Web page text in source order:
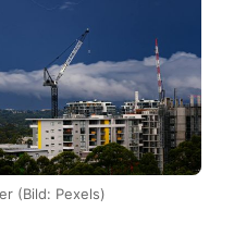
(Bild: Pexels)